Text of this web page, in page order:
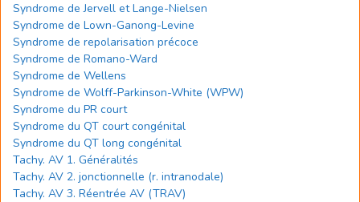
Syndrome de Jervell et Lange-Nielsen
Syndrome de Lown-Ganong-Levine
Syndrome de repolarisation précoce
Syndrome de Romano-Ward
Syndrome de Wellens
Syndrome de Wolff-Parkinson-White (WPW)
Syndrome du PR court
Syndrome du QT court congénital
Syndrome du QT long congénital
Tachy. AV 1. Généralités
Tachy. AV 2. jonctionnelle (r. intranodale)
Tachy. AV 3. Réentrée AV (TRAV)